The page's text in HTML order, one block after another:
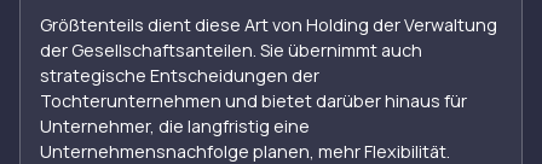
Größtenteils dient diese Art von Holding der Verwaltung
der Gesellschaftsanteilen. Sie übernimmt auch
strategische Entscheidungen der
Tochterunternehmen und bietet darüber hinaus für
Unternehmer, die langfristig eine
Unternehmensnachfolge planen, mehr Flexibilität.